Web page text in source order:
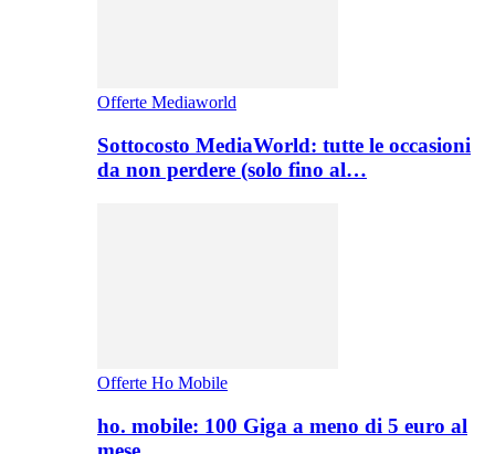
Offerte Mediaworld
Sottocosto MediaWorld: tutte le occasioni
da non perdere (solo fino al…
Offerte Ho Mobile
ho. mobile: 100 Giga a meno di 5 euro al